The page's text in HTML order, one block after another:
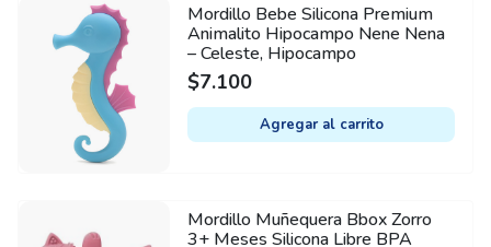
Mordillo Bebe Silicona Premium
Animalito Hipocampo Nene Nena
– Celeste, Hipocampo
$7.100
Agregar al carrito
Mordillo Muñequera Bbox Zorro
3+ Meses Silicona Libre BPA